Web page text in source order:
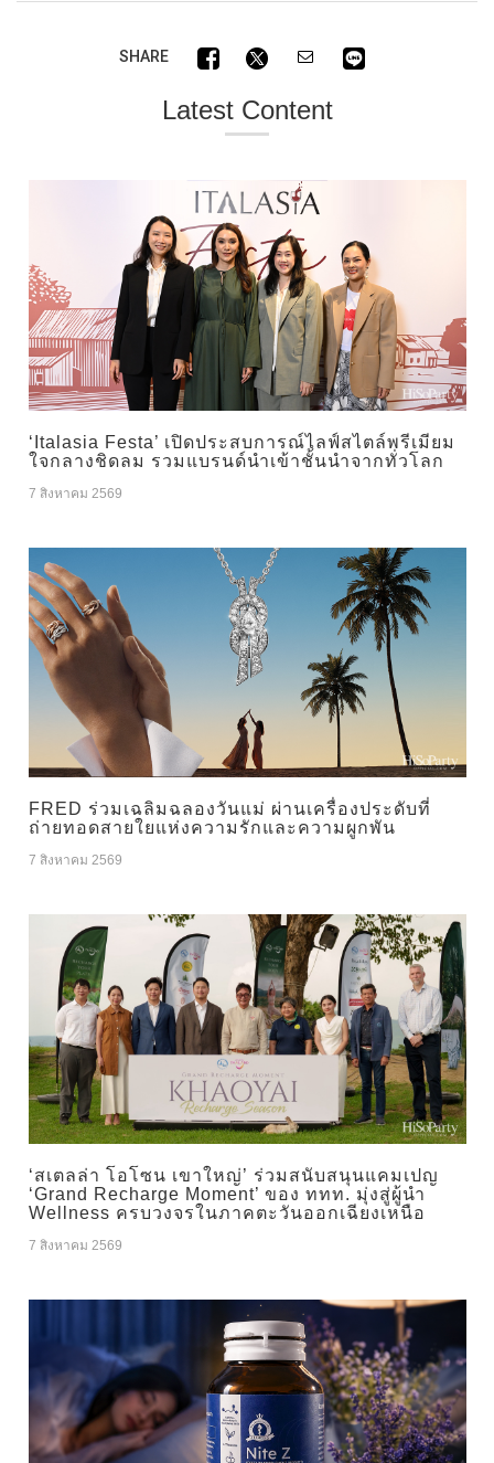
SHARE
Latest Content
‘Italasia Festa’ เปิดประสบการณ์ไลฟ์สไตล์พรีเมียม
ใจกลางชิดลม รวมแบรนด์นำเข้าชั้นนำจากทั่วโลก
7 สิงหาคม 2569
FRED ร่วมเฉลิมฉลองวันแม่ ผ่านเครื่องประดับที่
ถ่ายทอดสายใยแห่งความรักและความผูกพัน
7 สิงหาคม 2569
‘สเตลล่า โอโซน เขาใหญ่’ ร่วมสนับสนุนแคมเปญ
‘Grand Recharge Moment’ ของ ททท. มุ่งสู่ผู้นำ
Wellness ครบวงจรในภาคตะวันออกเฉียงเหนือ
7 สิงหาคม 2569